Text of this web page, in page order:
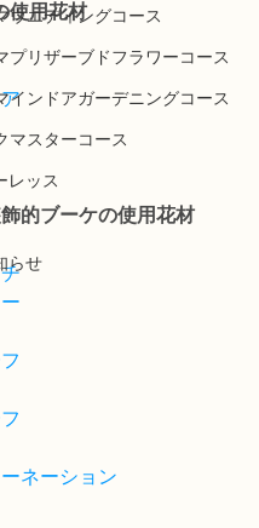
ウエディングコース
プリザーブドフラワーコース
インドアガーデニングコース
マスターコース
レッス
らせ
使用花材
的ブーケの使用花材
ネーション